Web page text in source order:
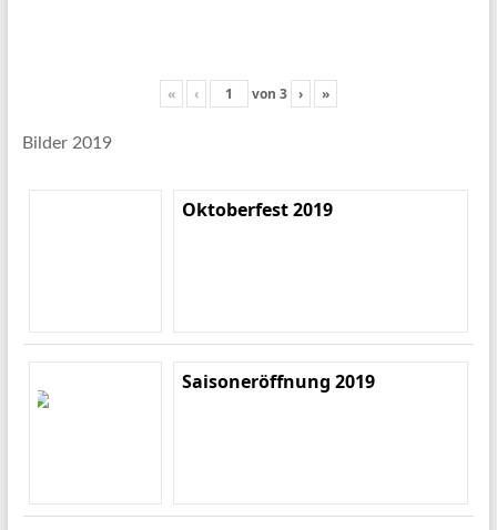
« ‹ von 3 › »
Bilder 2019
Oktoberfest 2019
Saisoneröffnung 2019